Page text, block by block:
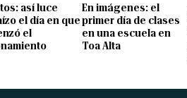
así luce
el día en que
el
En imágenes: el
primer día de clases
en una escuela en
Toa Alta